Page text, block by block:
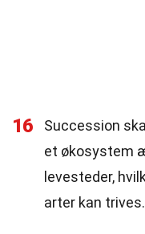
16
Succession
et økosystem
levesteder,
arter kan trives.